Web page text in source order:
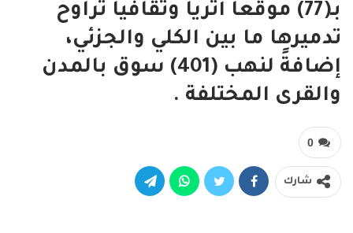
بـ(77) موقعاً أثرياً وثقافياً تراوح
تدميرها ما بين الكلي والجزئي،
إضافةً لنهب (401) سوق بالمدن
والقرى المختلفة .
0
شارك